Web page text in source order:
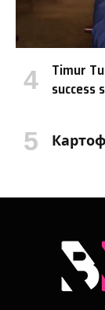
Timur
success